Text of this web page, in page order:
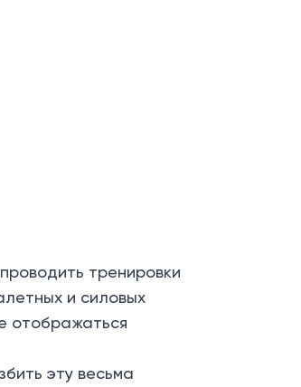
тренировки
и силовых
отображаться
эту весьма